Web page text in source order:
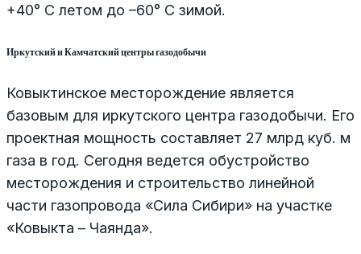
+40° С летом до –60° С зимой.
Иркутский и Камчатский центры газодобычи
Ковыктинское месторождение является
базовым для иркутского центра газодобычи. Его
проектная мощность составляет 27 млрд куб. м
газа в год. Сегодня ведется обустройство
месторождения и строительство линейной
части газопровода «Сила Сибири» на участке
«Ковыкта – Чаянда».